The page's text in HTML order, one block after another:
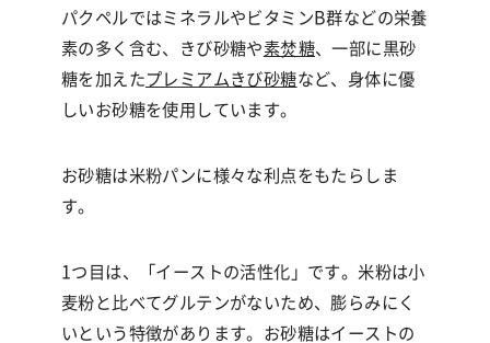
パクペルではミネラルやビタミンB群などの栄養
素の多く含む、きび砂糖や素焚糖、一部に黒砂
糖を加えたプレミアムきび砂糖など、身体に優
しいお砂糖を使用しています。
お砂糖は米粉パンに様々な利点をもたらしま
す。
1つ目は、「イーストの活性化」です。米粉は小
麦粉と比べてグルテンがないため、膨らみにく
いという特徴があります。お砂糖はイーストの